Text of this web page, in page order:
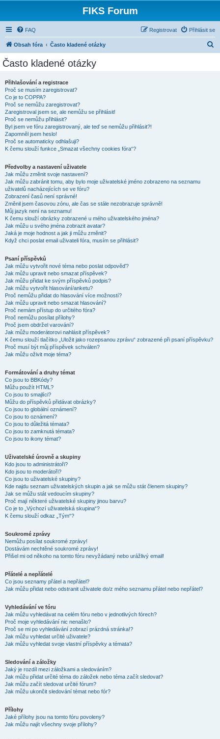
FIKS Forum
FAQ Přihlásit se
Registrovat
Obsah fóra Často kladené otázky
Často kladené otázky
Přihlašování a registrace
Proč se musím zaregistrovat?
Co je to COPPA?
Proč se nemůžu zaregistrovat?
Zaregistroval jsem se, ale nemůžu se přihlásit!
Proč se nemůžu přihlásit?
Byl jsem ve fóru zaregistrovaný, ale teď se nemůžu přihlásit?!
Zapomněl jsem heslo!
Proč se automaticky odhlašuji?
K čemu slouží funkce „Smazat všechny cookies fóra“?
Předvolby a nastavení uživatele
Jak můžu změnit svoje nastavení?
Jak můžu zabránit tomu, aby bylo moje uživatelské jméno zobrazeno na seznamu
uživatelů nacházejících se ve fóru?
Zobrazení časů není správné!
Změnil jsem časovou zónu, ale čas se stále nezobrazuje správně!
Můj jazyk není na seznamu!
K čemu slouží obrázky zobrazené u mého uživatelského jména?
Jak můžu u svého jména zobrazit avatar?
Jaká je moje hodnost a jak ji můžu změnit?
Když chci poslat email uživateli fóra, musím se přihlásit?
Psaní příspěvků
Jak můžu vytvořit nové téma nebo poslat odpověď?
Jak můžu upravit nebo smazat příspěvek?
Jak můžu přidat ke svým příspěvků podpis?
Jak můžu vytvořit hlasování/anketu?
Proč nemůžu přidat do hlasování více možností?
Jak můžu upravit nebo smazat hlasování?
Proč nemám přístup do určitého fóra?
Proč nemůžu posílat přílohy?
Proč jsem obdržel varování?
Jak můžu moderátorovi nahlásit příspěvek?
K čemu slouží tlačítko „Uložit jako rozepsanou zprávu“ zobrazené při psaní příspěvku?
Proč musí být můj příspěvek schválen?
Jak můžu oživit moje téma?
Formátování a druhy témat
Co jsou to BBKódy?
Můžu použít HTML?
Co jsou to smajlíci?
Můžu do příspěvků přidávat obrázky?
Co jsou to globální oznámení?
Co jsou to oznámení?
Co jsou to důležitá témata?
Co jsou to zamknutá témata?
Co jsou to ikony témat?
Uživatelské úrovně a skupiny
Kdo jsou to administrátoři?
Kdo jsou to moderátoři?
Co jsou to uživatelské skupiny?
Kde najdu seznam uživatelských skupin a jak se můžu stát členem skupiny?
Jak se můžu stát vedoucím skupiny?
Proč mají některé uživatelské skupiny jinou barvu?
Co je to „Výchozí uživatelská skupina“?
K čemu slouží odkaz „Tým“?
Soukromé zprávy
Nemůžu posílat soukromé zprávy!
Dostávám nechtěné soukromé zprávy!
Přišel mi od někoho na tomto fóru nevyžádaný nebo urážlivý email!
Přátelé a nepřátelé
Co jsou seznamy přátel a nepřátel?
Jak můžu přidat nebo odstranit uživatele do/z mého seznamu přátel nebo nepřátel?
Vyhledávání ve fóru
Jak můžu vyhledávat na celém fóru nebo v jednotlivých fórech?
Proč moje vyhledávání nic nenašlo?
Proč se mi po vyhledávání zobrazí prázdná stránka!?
Jak můžu vyhledat určité uživatele?
Jak můžu vyhledat svoje vlastní příspěvky a témata?
Sledování a záložky
Jaký je rozdíl mezi záložkami a sledováním?
Jak můžu přidat určité téma do záložek nebo téma začít sledovat?
Jak můžu začít sledovat určité fórum?
Jak můžu ukončit sledování témat nebo fór?
Přílohy
Jaké přílohy jsou na tomto fóru povoleny?
Jak můžu najít všechny svoje přílohy?